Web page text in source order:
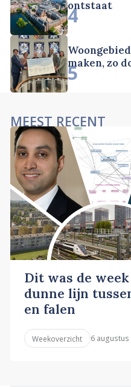
ontstaat
4
maken, zo
5
MEEST RECENT
Dit was de
dunne lijn
en falen
Weekoverzicht 6 augustus